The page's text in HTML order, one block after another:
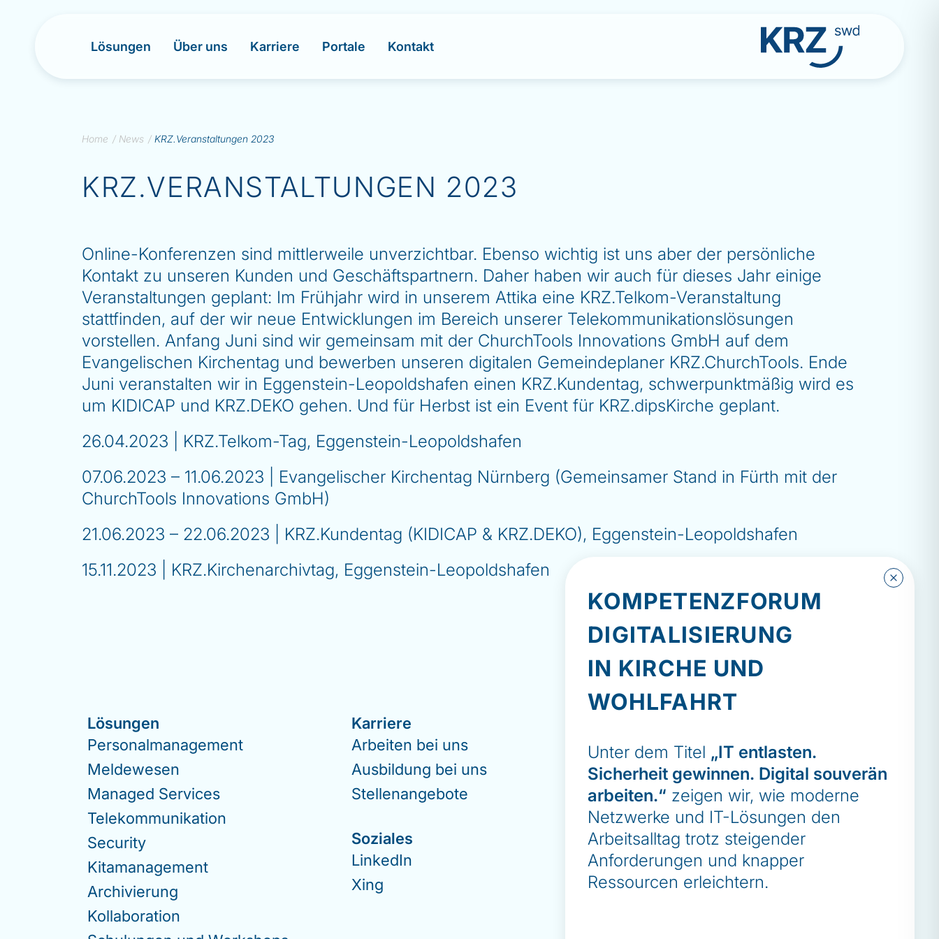
Lösungen Über uns Karriere Portale Kontakt
Home / News / KRZ.Veranstaltungen 2023
KRZ.VERANSTALTUNGEN 2023
Online-Konferenzen sind mittlerweile unverzichtbar. Ebenso wichtig ist uns aber der persönliche
Kontakt zu unseren Kunden und Geschäftspartnern. Daher haben wir auch für dieses Jahr einige
Veranstaltungen geplant: Im Frühjahr wird in unserem Attika eine KRZ.Telkom-Veranstaltung
stattfinden, auf der wir neue Entwicklungen im Bereich unserer Telekommunikationslösungen
vorstellen. Anfang Juni sind wir gemeinsam mit der ChurchTools Innovations GmbH auf dem
Evangelischen Kirchentag und bewerben unseren digitalen Gemeindeplaner KRZ.ChurchTools. Ende
Juni veranstalten wir in Eggenstein-Leopoldshafen einen KRZ.Kundentag, schwerpunktmäßig wird es
um KIDICAP und KRZ.DEKO gehen. Und für Herbst ist ein Event für KRZ.dipsKirche geplant.
26.04.2023 | KRZ.Telkom-Tag, Eggenstein-Leopoldshafen
07.06.2023 – 11.06.2023 | Evangelischer Kirchentag Nürnberg (Gemeinsamer Stand in Fürth mit der
ChurchTools Innovations GmbH)
21.06.2023 – 22.06.2023 | KRZ.Kundentag (KIDICAP & KRZ.DEKO), Eggenstein-Leopoldshafen
15.11.2023 | KRZ.Kirchenarchivtag, Eggenstein-Leopoldshafen
Lösungen
Personalmanagement
Meldewesen
Managed Services
Telekommunikation
Security
Kitamanagement
Archivierung
Kollaboration
Karriere
Arbeiten bei uns
Ausbildung bei uns
Stellenangebote
Soziales
LinkedIn
Xing
Unsere Zertifizierungen
News
Events
Kontakt
Impressum
Datenschutzerklärung
Hinweisgebermeldesystem
KOMPETENZFORUM
DIGITALISIERUNG
IN KIRCHE UND
WOHLFAHRT
Unter dem Titel „IT entlasten.
Sicherheit gewinnen. Digital souverän
arbeiten.“ zeigen wir, wie moderne
Netzwerke und IT-Lösungen den
Arbeitsalltag trotz steigender
Anforderungen und knapper
Ressourcen erleichtern.